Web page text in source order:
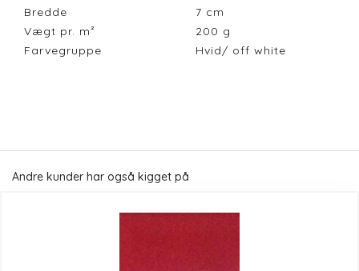
Bredde 7 cm
Vægt pr. m²
200 g
Farvegruppe
Hvid/ off white
Andre kunder har også kigget på